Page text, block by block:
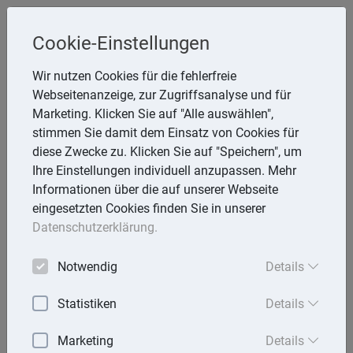
Melzer, StB
Storchsnest 6, 74535 Mainhardt
Telefon: 7903 7736
E-Mail:rathmann.melzer@t-online.de
Lexika
Volltext-Suche in den Lexika
Cookie-Einstellungen
Wir nutzen Cookies für die fehlerfreie
Webseitenanzeige, zur Zugriffsanalyse und für
Marketing. Klicken Sie auf "Alle auswählen",
stimmen Sie damit dem Einsatz von Cookies für
diese Zwecke zu. Klicken Sie auf "Speichern", um
Ihre Einstellungen individuell anzupassen. Mehr
Informationen über die auf unserer Webseite
eingesetzten Cookies finden Sie in unserer
Datenschutzerklärung.
Notwendig Details
Statistiken Details
Marketing Details